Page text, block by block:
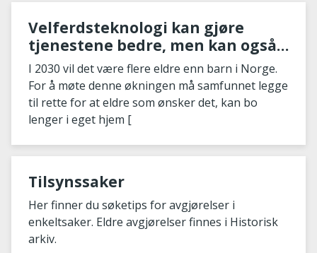
Velferdsteknologi kan gjøre
tjenestene bedre, men kan også
gi falsk trygghet
I 2030 vil det være flere eldre enn barn i Norge.
For å møte denne økningen må samfunnet legge
til rette for at eldre som ønsker det, kan bo
lenger i eget hjem [
Tilsynssaker
Her finner du søketips for avgjørelser i
enkeltsaker. Eldre avgjørelser finnes i Historisk
arkiv.